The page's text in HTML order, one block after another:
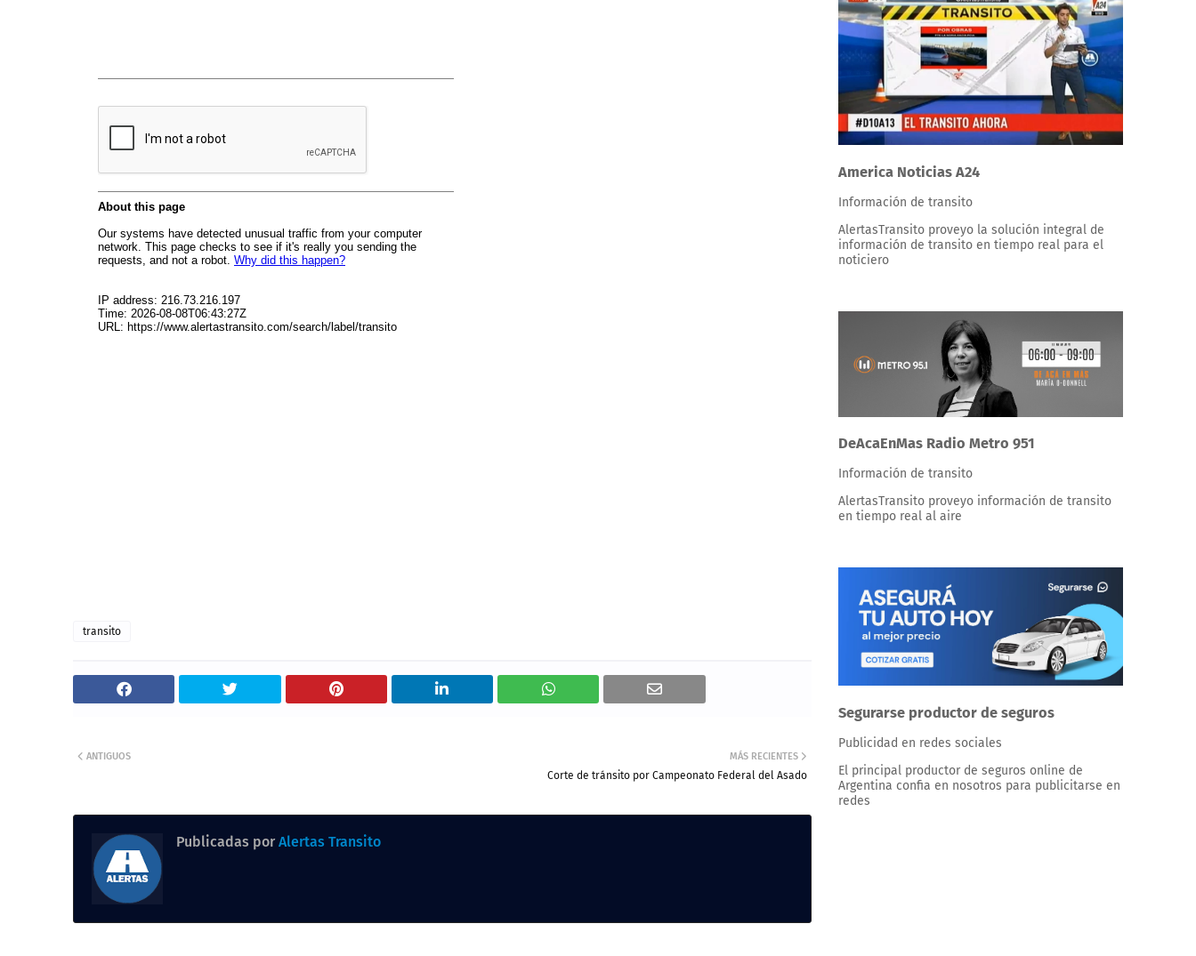
transito
MÁS RECIENTES
Corte de tránsito por Campeonato Federal del Asado
ANTIGUOS
Publicadas por Alertas Transito
America Noticias A24
Información de transito
AlertasTransito proveyo la solución integral de
información de transito en tiempo real para el
noticiero
DeAcaEnMas Radio Metro 951
Información de transito
AlertasTransito proveyo información de transito
en tiempo real al aire
Segurarse productor de seguros
Publicidad en redes sociales
El principal productor de seguros online de
Argentina confia en nosotros para publicitarse en
redes